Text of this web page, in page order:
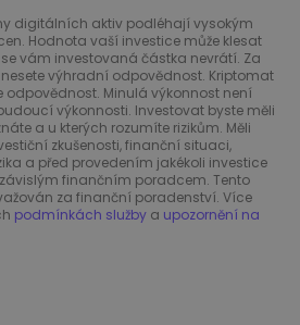
digitálních aktiv podléhají vysokým
Hodnota vaší investice může klesat
se vám investovaná částka nevrátí. Za
výhradní odpovědnost. Kriptomat
odpovědnost. Minulá výkonnost není
výkonnosti. Investovat byste měli
a u kterých rozumíte rizikům. Měli
zkušenosti, finanční situaci,
a před provedením jakékoli investice
finančním poradcem. Tento
za finanční poradenství. Více
podmínkách služby a upozornění na